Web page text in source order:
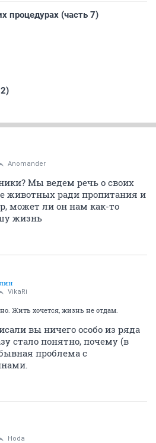
процедурах (часть 7)
Anomander
Мы ведем речь о своих
животных ради пропитания и
может ли он нам как-то
жизнь
VikaRi
Жить хочется, жизнь не отдам.
вы ничего особо из ряда
стало понятно, почему (в
проблема с
Hoda